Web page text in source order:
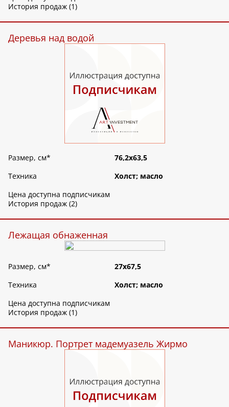
История продаж (1)
Деревья над водой
Размер, см*
76,2х63,5
Техника
Холст; масло
Цена доступна подписчикам
История продаж (2)
Лежащая обнаженная
Размер, см*
27х67,5
Техника
Холст; масло
Цена доступна подписчикам
История продаж (1)
Маникюр. Портрет мадемуазель Жирмо